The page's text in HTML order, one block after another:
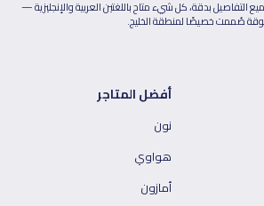
بدقة، كل شيء متاح باللغتين العربية والإنجليزية —
صُممت خصيصًا لمنطقة الخليج.
أفضل المتاجر
نون
هواوي
أمازون